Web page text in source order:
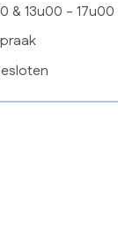
& 13u00 - 17u00